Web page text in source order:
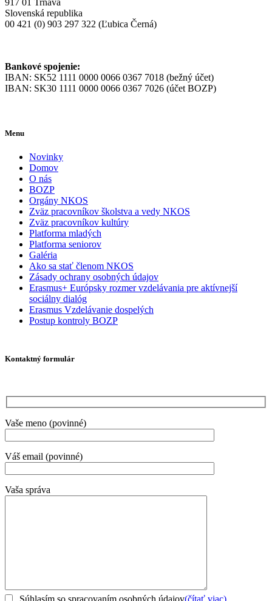
917 01 Trnava
Slovenská republika
00 421 (0) 903 297 322 (Ľubica Černá)
Bankové spojenie:
IBAN: SK52 1111 0000 0066 0367 7018 (bežný účet)
IBAN: SK30 1111 0000 0066 0367 7026 (účet BOZP)
Menu
Novinky
Domov
O nás
BOZP
Orgány NKOS
Zväz pracovníkov školstva a vedy NKOS
Zväz pracovníkov kultúry
Platforma mladých
Platforma seniorov
Galéria
Ako sa stať členom NKOS
Zásady ochrany osobných údajov
Erasmus+ Európsky rozmer vzdelávania pre aktívnejší
sociálny dialóg
Erasmus Vzdelávanie dospelých
Postup kontroly BOZP
Kontaktný formulár
Vaše meno (povinné)
Váš email (povinné)
Vaša správa
Súhlasím so spracovaním osobných údajov(čítať viac)